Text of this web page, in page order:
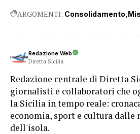
ARGOMENTI: Consolidamento
Redazione Web
Diretta Sicilia
Redazione centrale di Diretta
giornalisti e collaboratori che
la Sicilia in tempo reale:
economia, sport e cultura dalle
dell'isola.